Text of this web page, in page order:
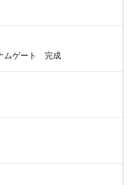
ムゲート 完成